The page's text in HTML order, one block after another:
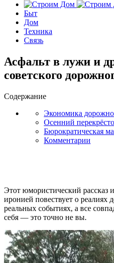
Быт
Дом
Техника
Связь
Асфальт в лужи и
советского
Содержание
Экономика
Осенний
Бюрократическая
Комментарии
Этот юмористический рассказ
иронией повествует о
реальных событиях, а все
себя — это точно не вы.